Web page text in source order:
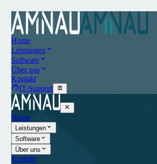
Home
Leistungen
Software
Über uns
Kontakt
IT-Support
Home
Leistungen
Software
Über uns
Kontakt